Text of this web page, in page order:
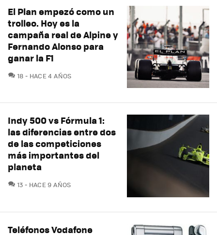
El Plan empezó como un
trolleo. Hoy es la
campaña real de Alpine y
Fernando Alonso para
ganar la F1
18 COMENTARIOS
HACE 4 AÑOS
Indy 500 vs Fórmula 1:
las diferencias entre dos
de las competiciones
más importantes del
planeta
13 COMENTARIOS
HACE 9 AÑOS
Teléfonos Vodafone